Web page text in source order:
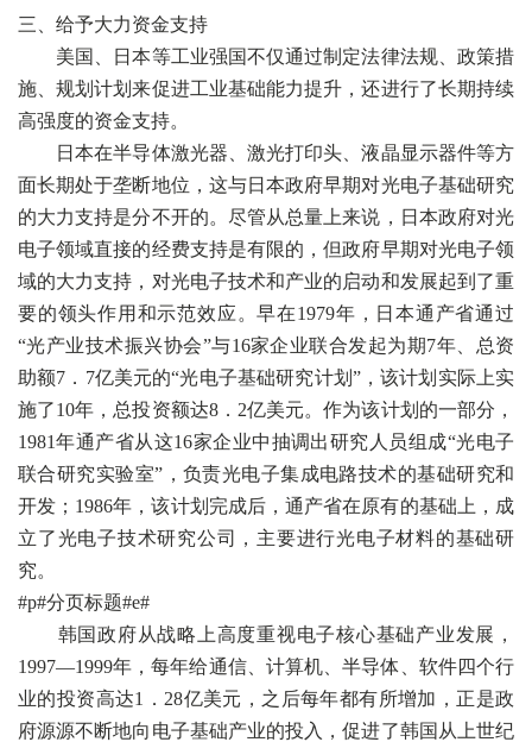
三、给予大力资金支持
美国、日本等工业强国不仅通过制定法律法规、政策措
施、规划计划来促进工业基础能力提升，还进行了长期持续
高强度的资金支持。
日本在半导体激光器、激光打印头、液晶显示器件等方
面长期处于垄断地位，这与日本政府早期对光电子基础研究
的大力支持是分不开的。尽管从总量上来说，日本政府对光
电子领域直接的经费支持是有限的，但政府早期对光电子领
域的大力支持，对光电子技术和产业的启动和发展起到了重
要的领头作用和示范效应。早在1979年，日本通产省通过
“光产业技术振兴协会”与16家企业联合发起为期7年、总资
助额7．7亿美元的“光电子基础研究计划”，该计划实际上实
施了10年，总投资额达8．2亿美元。作为该计划的一部分，
1981年通产省从这16家企业中抽调出研究人员组成“光电子
联合研究实验室”，负责光电子集成电路技术的基础研究和
开发；1986年，该计划完成后，通产省在原有的基础上，成
立了光电子技术研究公司，主要进行光电子材料的基础研
究。
#p#分页标题#e#
韩国政府从战略上高度重视电子核心基础产业发展，
1997—1999年，每年给通信、计算机、半导体、软件四个行
业的投资高达1．28亿美元，之后每年都有所增加，正是政
府源源不断地向电子基础产业的投入，促进了韩国从上世纪